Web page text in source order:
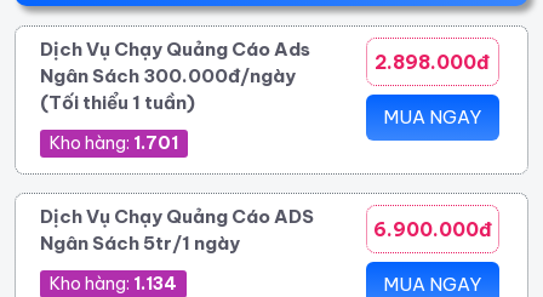
Dịch Vụ Chạy Quảng Cáo Ads
Ngân Sách 300.000đ/ngày
(Tối thiểu 1 tuần)
Kho hàng: 1.701
2.898.000đ
MUA NGAY
Dịch Vụ Chạy Quảng Cáo ADS
Ngân Sách 5tr/1 ngày
Kho hàng: 1.134
6.900.000đ
MUA NGAY